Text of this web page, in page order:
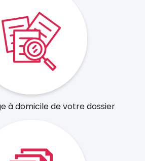
à domicile de votre dossier